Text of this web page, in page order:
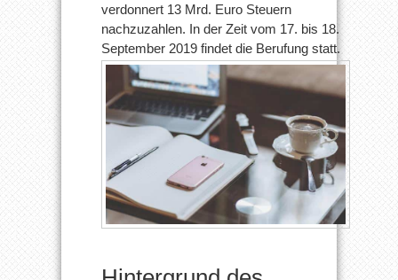
verdonnert 13 Mrd. Euro Steuern
nachzuzahlen. In der Zeit vom 17. bis 18.
September 2019 findet die Berufung statt.